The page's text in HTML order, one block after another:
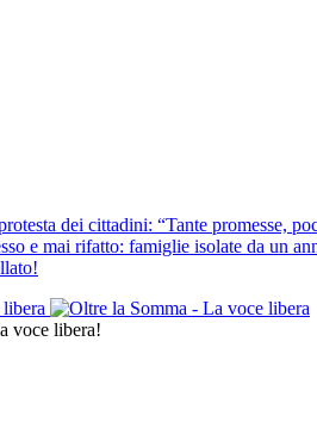
dei cittadini: “Tante promesse,
e mai rifatto: famiglie isolate da un
voce libera!